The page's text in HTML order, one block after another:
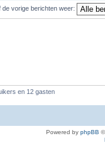
de vorige berichten weer:
en 12 gasten
Powered by phpBB